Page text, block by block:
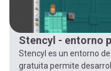
Stencyl - entorno
Stencyl es un entorno
gratuita permite